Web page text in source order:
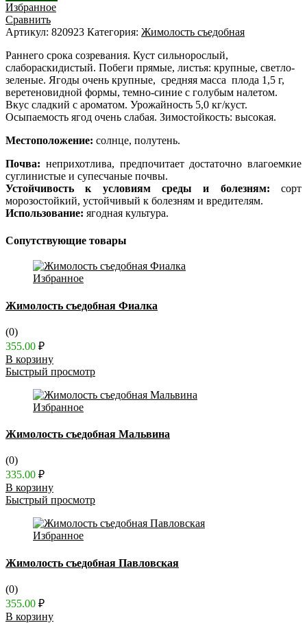
Избранное
Сравнить
Артикул: 820923 Категория: Жимолость съедобная
Раннего срока созревания. Куст сильнорослый,
слабораскидистый. Побеги прямые, листья: крупные, светло-
зеленые. Ягоды очень крупные, средняя масса плода 1,5 г,
веретеновидной формы, темно-синие с голубым налетом.
Вкус сладкий с ароматом. Урожайность 5,0 кг/куст.
Осыпаемость ягод очень слабая. Зимостойкость: высокая.
Местоположение: солнце, полутень.
Почва: неприхотлива, предпочитает достаточно влагоемкие
суглинистые и супесчаные почвы.
Устойчивость к условиям среды и болезням: сорт
морозостойкий, устойчивый к болезням и вредителям.
Использование: ягодная культура.
Сопутствующие товары
Избранное
Жимолость съедобная Фиалка
(0)
355.00 ₽
В корзину
Быстрый просмотр
Избранное
Жимолость съедобная Мальвина
(0)
335.00 ₽
В корзину
Быстрый просмотр
Избранное
Жимолость съедобная Павловская
(0)
355.00 ₽
В корзину